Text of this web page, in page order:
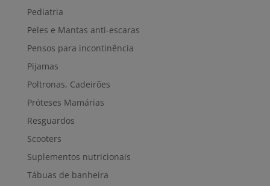
Pediatria
Peles e Mantas anti-escaras
Pensos para incontinência
Pijamas
Poltronas, Cadeirões
Próteses Mamárias
Resguardos
Scooters
Suplementos nutricionais
Tábuas de banheira